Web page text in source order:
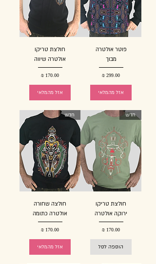
פוטר אולטרה
מבוך
מחיר
אזל מהמלאי
חולצת טריקו
אולטרה שיווה
מחיר
אזל מהמלאי
חדש
חולצת טריקו
ירוקה אולטרה
מחיר
הוספה לסל
חדש
חולצה שחורה
אולטרה כתומה
מחיר
אזל מהמלאי